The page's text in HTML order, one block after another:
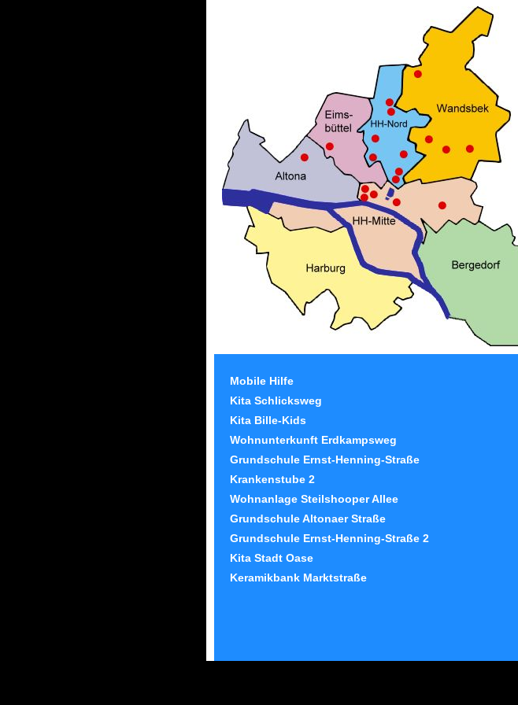
Mobile Hilfe
Kita Schlicksweg
Kita Bille-Kids
Wohnunterkunft Erdkampsweg
Grundschule Ernst-Henning-Straße
Krankenstube 2
Wohnanlage Steilshooper Allee
Grundschule Altonaer Straße
Grundschule Ernst-Henning-Straße 2
Kita Stadt Oase
Keramikbank Marktstraße